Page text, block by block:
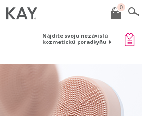
0
Nájdite svoju nezávislú
kozmetickú poradkyňu